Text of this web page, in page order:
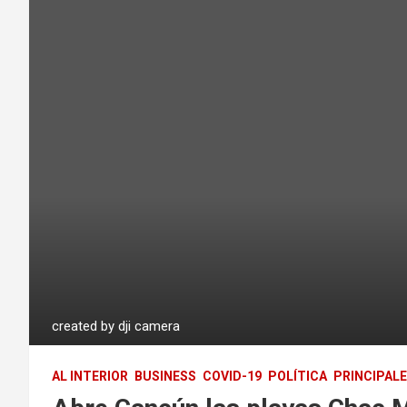
created by dji camera
AL INTERIOR BUSINESS COVID-19 POLÍTICA